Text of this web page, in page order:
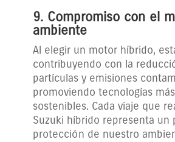
9. Compromiso con el
ambiente
Al elegir un motor híbrido,
contribuyendo con la
partículas y emisiones
promoviendo tecnologías
sostenibles. Cada viaje que
Suzuki híbrido representa un
protección de nuestro